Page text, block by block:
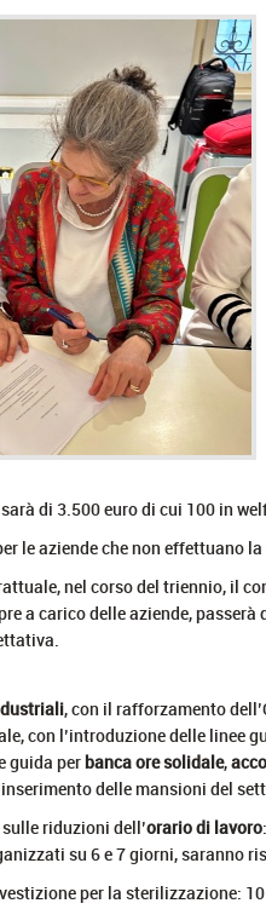
sarà di 3.500 euro di cui 100 in
le aziende che non effettuano
nel corso del triennio, il
a carico delle aziende,
, con il rafforzamento
con l’introduzione delle linee
guida perbanca ore solidale,
delle mansioni del
riduzioni dell’orario di lavoro
su 6 e 7 giorni, saranno
per la sterilizzazione: